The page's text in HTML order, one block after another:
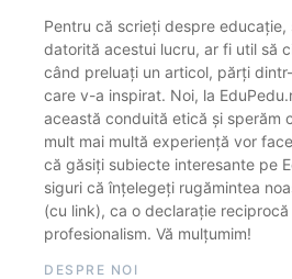
Pentru că scrieți despre
datorită acestui lucru, ar fi util să
când preluați un articol, părți
care v-a inspirat. Noi, la
această conduită etică și sperăm
mult mai multă experiență vor
că găsiți subiecte interesante pe
siguri că înțelegeți rugămintea
(cu link), ca o declarație
profesionalism. Vă mulțumim!
DESPRE NOI